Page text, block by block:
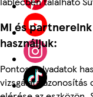
Mi és
használjuk:
Pontos helyadatok
vizsgálata